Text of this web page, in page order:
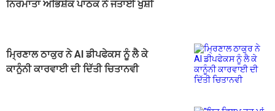
ਨਿਰਮਾਤਾ ਅਭਿਸ਼ੇਕ ਪਾਠਕ ਨੇ ਜਤਾਈ ਖੁਸ਼ੀ
ਮ੍ਰਿਣਾਲ ਠਾਕੁਰ ਨੇ AI ਡੀਪਫੇਕਸ ਨੂੰ ਲੈ ਕੇ
ਕਾਨੂੰਨੀ ਕਾਰਵਾਈ ਦੀ ਦਿੱਤੀ ਚਿਤਾਨਵੀ